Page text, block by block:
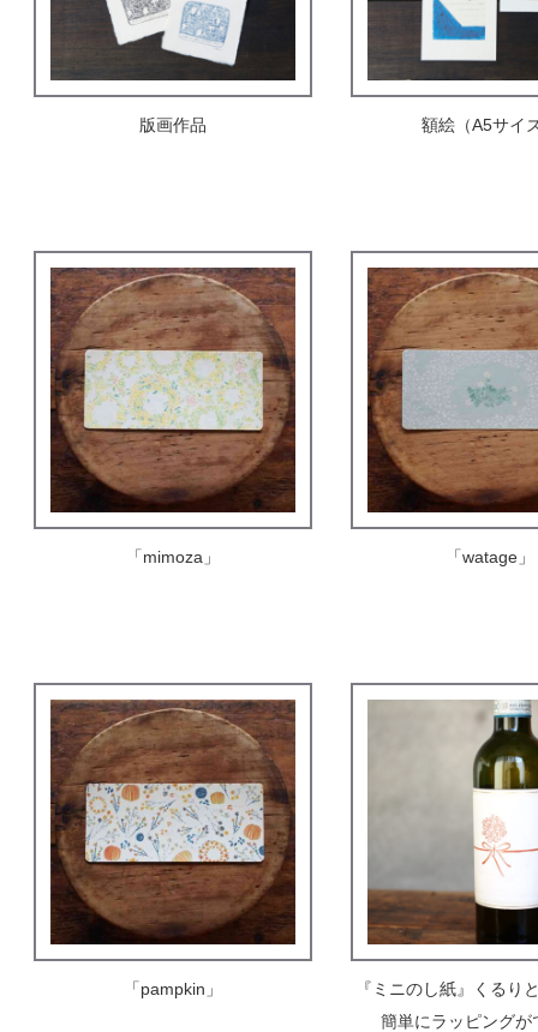
版画作品 額絵（A5サイ
「mimoza」 「watage」
「pampkin」
『ミニのし紙』くるり
簡単にラッピングが